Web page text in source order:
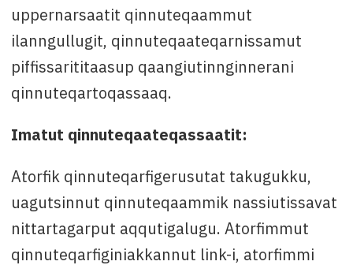
uppernarsaatit qinnuteqaammut
ilanngullugit, qinnuteqaateqarnissamut
piffissarititaasup qaangiutinnginnerani
qinnuteqartoqassaaq.
Imatut qinnuteqaateqassaatit:
Atorfik qinnuteqarfigerusutat takugukku,
uagutsinnut qinnuteqaammik nassiutissavat
nittartagarput aqqutigalugu. Atorfimmut
qinnuteqarfiginiakkannut link-i, atorfimmi